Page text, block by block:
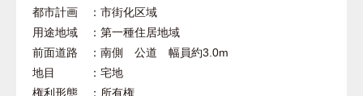
都市計画 ：市街化区域
用途地域 ：第一種住居地域
前面道路 ：南側 公道 幅員約3.0m
地目 ：宅地
権利形態 ：所有権